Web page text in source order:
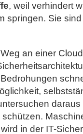
, weil verhindert
springen. Sie
an einer
in der IT-